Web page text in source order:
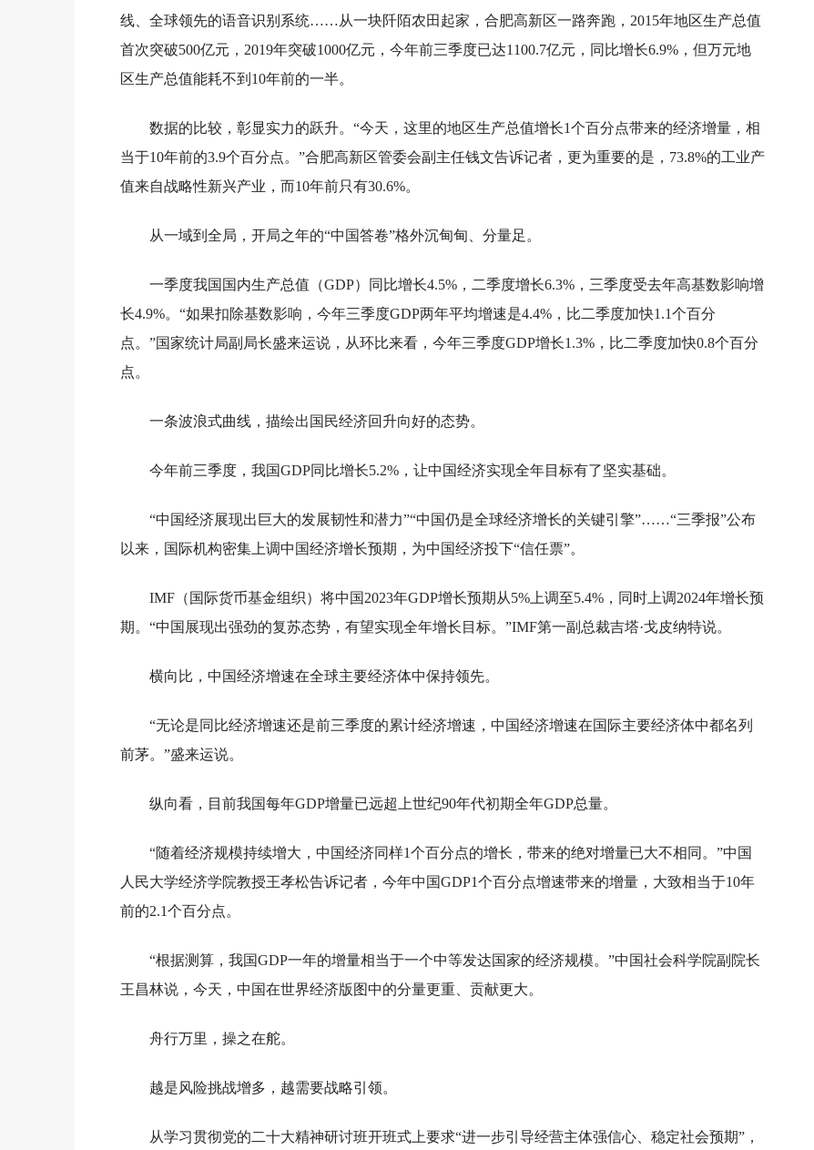
线、全球领先的语音识别系统……从一块阡陌农田起家，合肥高新区一路奔跑，2015年地区生产总值
首次突破500亿元，2019年突破1000亿元，今年前三季度已达1100.7亿元，同比增长6.9%，但万元地
区生产总值能耗不到10年前的一半。
数据的比较，彰显实力的跃升。“今天，这里的地区生产总值增长1个百分点带来的经济增量，相
当于10年前的3.9个百分点。”合肥高新区管委会副主任钱文告诉记者，更为重要的是，73.8%的工业产
值来自战略性新兴产业，而10年前只有30.6%。
从一域到全局，开局之年的“中国答卷”格外沉甸甸、分量足。
一季度我国国内生产总值（GDP）同比增长4.5%，二季度增长6.3%，三季度受去年高基数影响增
长4.9%。“如果扣除基数影响，今年三季度GDP两年平均增速是4.4%，比二季度加快1.1个百分
点。”国家统计局副局长盛来运说，从环比来看，今年三季度GDP增长1.3%，比二季度加快0.8个百分
点。
一条波浪式曲线，描绘出国民经济回升向好的态势。
今年前三季度，我国GDP同比增长5.2%，让中国经济实现全年目标有了坚实基础。
“中国经济展现出巨大的发展韧性和潜力”“中国仍是全球经济增长的关键引擎”……“三季报”公布
以来，国际机构密集上调中国经济增长预期，为中国经济投下“信任票”。
IMF（国际货币基金组织）将中国2023年GDP增长预期从5%上调至5.4%，同时上调2024年增长预
期。“中国展现出强劲的复苏态势，有望实现全年增长目标。”IMF第一副总裁吉塔·戈皮纳特说。
横向比，中国经济增速在全球主要经济体中保持领先。
“无论是同比经济增速还是前三季度的累计经济增速，中国经济增速在国际主要经济体中都名列
前茅。”盛来运说。
纵向看，目前我国每年GDP增量已远超上世纪90年代初期全年GDP总量。
“随着经济规模持续增大，中国经济同样1个百分点的增长，带来的绝对增量已大不相同。”中国
人民大学经济学院教授王孝松告诉记者，今年中国GDP1个百分点增速带来的增量，大致相当于10年
前的2.1个百分点。
“根据测算，我国GDP一年的增量相当于一个中等发达国家的经济规模。”中国社会科学院副院长
王昌林说，今天，中国在世界经济版图中的分量更重、贡献更大。
舟行万里，操之在舵。
越是风险挑战增多，越需要战略引领。
从学习贯彻党的二十大精神研讨班开班式上要求“进一步引导经营主体强信心、稳定社会预期”，